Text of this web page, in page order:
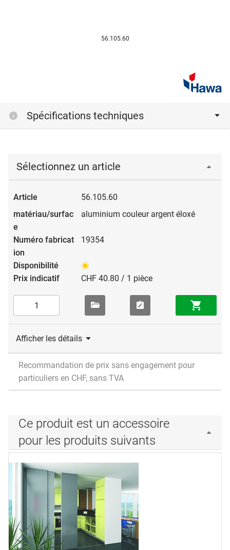
56.105.60
Spécifications techniques
Sélectionnez un article
56.105.60
aluminium couleur argent éloxé
19354
CHF 40.80 / 1 pièce
Afficher les détails
Recommandation de prix sans engagement pour
particuliers en CHF, sans TVA
Ce produit est un accessoire
pour les produits suivants